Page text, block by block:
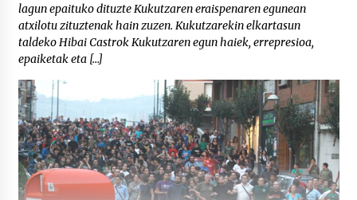
lagun epaituko dituzte Kukutzaren eraispenaren egunean
atxilotu zituztenak hain zuzen. Kukutzarekin elkartasun
taldeko Hibai Castrok Kukutzaren egun haiek, errepresioa,
epaiketak eta […]